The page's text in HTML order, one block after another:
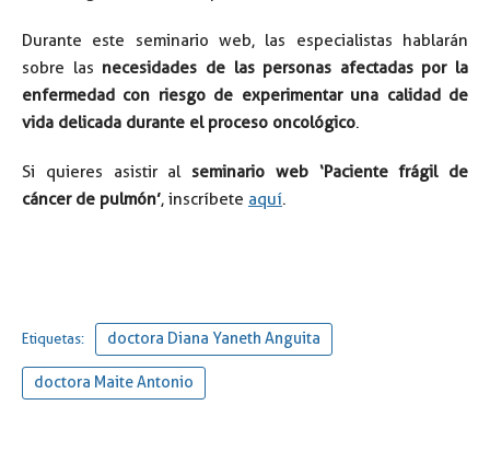
Durante este seminario web, las especialistas hablarán
sobre las necesidades de las personas afectadas por la
enfermedad con riesgo de experimentar una calidad de
vida delicada durante el proceso oncológico.
Si quieres asistir al seminario web ‘Paciente frágil de
cáncer de pulmón’, inscríbete aquí.
Etiquetas: doctora Diana Yaneth Anguita
doctora Maite Antonio